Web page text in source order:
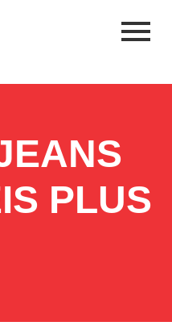
PLUS